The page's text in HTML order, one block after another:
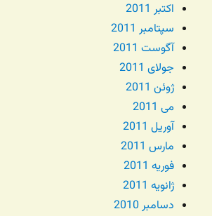
اکتبر 2011
سپتامبر 2011
آگوست 2011
جولای 2011
ژوئن 2011
می 2011
آوریل 2011
مارس 2011
فوریه 2011
ژانویه 2011
دسامبر 2010